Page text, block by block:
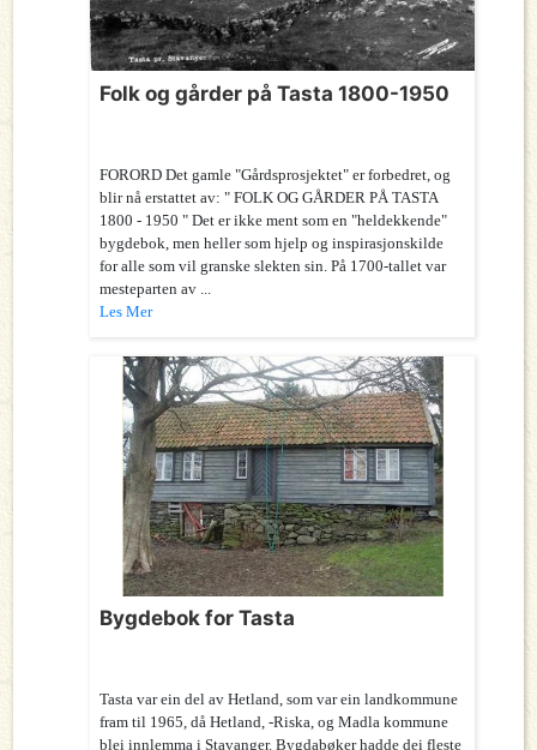
Folk og gårder på Tasta 1800-1950
FORORD Det gamle "Gårdsprosjektet" er forbedret, og
blir nå erstattet av: " FOLK OG GÅRDER PÅ TASTA
1800 - 1950 " Det er ikke ment som en "heldekkende"
bygdebok, men heller som hjelp og inspirasjonskilde
for alle som vil granske slekten sin. På 1700-tallet var
mesteparten av ...
Les Mer
Bygdebok for Tasta
Tasta var ein del av Hetland, som var ein landkommune
fram til 1965, då Hetland, -Riska, og Madla kommune
blei innlemma i Stavanger. Bygdabøker hadde dei fleste